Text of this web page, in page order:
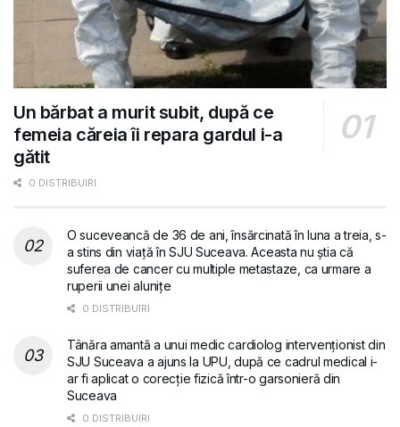
Un bărbat a murit subit, după ce
femeia căreia îi repara gardul i-a
gătit
0 DISTRIBUIRI
O suceveancă de 36 de ani, însărcinată în luna a treia, s-
a stins din viață în SJU Suceava. Aceasta nu știa că
suferea de cancer cu multiple metastaze, ca urmare a
ruperii unei alunițe
0 DISTRIBUIRI
Tânăra amantă a unui medic cardiolog intervenționist din
SJU Suceava a ajuns la UPU, după ce cadrul medical i-
ar fi aplicat o corecție fizică într-o garsonieră din
Suceava
0 DISTRIBUIRI